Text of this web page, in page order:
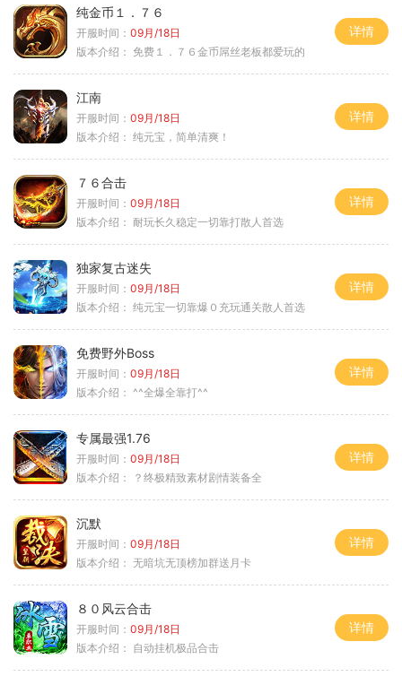
纯金币１．７６
开服时间： 09月/18日
版本介绍： 免费１．７６金币屌丝老板都爱玩的
详情
江南
开服时间： 09月/18日
版本介绍： 纯元宝，简单清爽！
详情
７６合击
开服时间： 09月/18日
版本介绍： 耐玩长久稳定一切靠打散人首选
详情
独家复古迷失
开服时间： 09月/18日
版本介绍： 纯元宝一切靠爆０充玩通关散人首选
详情
免费野外Boss
开服时间： 09月/18日
版本介绍： ^^全爆全靠打^^
详情
专属最强1.76
开服时间： 09月/18日
版本介绍：
？终极精致素材剧情装备全
详情
沉默
开服时间： 09月/18日
版本介绍： 无暗坑无顶榜加群送月卡
详情
８０风云合击
开服时间： 09月/18日
版本介绍： 自动挂机极品合击
详情